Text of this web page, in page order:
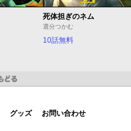
死体担ぎのネム
選分つかむ
10話無料
グッズ お問い合わせ